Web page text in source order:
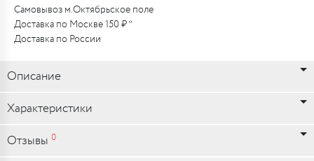
Самовывоз м.Октябрьское поле
Доставка по Москве 150 ₽ *
Доставка по России
Описание
Характеристики
Отзывы 0